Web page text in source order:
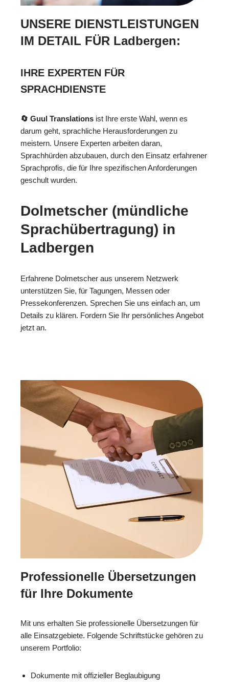
UNSERE DIENSTLEISTUNGEN
IM DETAIL FÜR Ladbergen:
IHRE EXPERTEN FÜR
SPRACHDIENSTE
🔄 Guul Translations ist Ihre erste Wahl, wenn es
darum geht, sprachliche Herausforderungen zu
meistern. Unsere Experten arbeiten daran,
Sprachhürden abzubauen, durch den Einsatz erfahrener
Sprachprofis, die für Ihre spezifischen Anforderungen
geschult wurden.
Dolmetscher (mündliche
Sprachübertragung) in
Ladbergen
Erfahrene Dolmetscher aus unserem Netzwerk
unterstützen Sie, für Tagungen, Messen oder
Pressekonferenzen. Sprechen Sie uns einfach an, um
Details zu klären. Fordern Sie Ihr persönliches Angebot
jetzt an.
Professionelle Übersetzungen
für Ihre Dokumente
Mit uns erhalten Sie professionelle Übersetzungen für
alle Einsatzgebiete. Folgende Schriftstücke gehören zu
unserem Portfolio:
Dokumente mit offizieller Beglaubigung